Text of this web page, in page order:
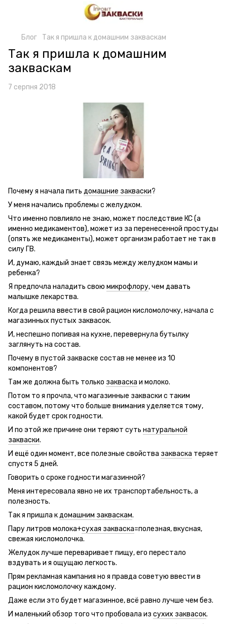
Блог Так я пришла к домашним закваскам
Так я пришла к домашним
закваскам
7 серпня 2018
Почему я начала пить домашние закваски?
У меня начались проблемы с желудком.
Что именно повлияло не знаю, может последствие КС (а
именно медикаментов), может из за перенесенной простуды
(опять же медикаменты), может организм работает не так в
силу ГВ.
И, думаю, каждый знает связь между желудком мамы и
ребенка?
Я предпочла наладить свою микрофлору, чем давать
малышке лекарства.
Когда решила ввести в свой рацион кисломолочку, начала с
магазинных пустых заквасок.
И, неспешно попивая на кухне, перевернула бутылку
заглянуть на состав.
Почему в пустой закваске состав не менее из 10
компонентов?
Там же должна быть только закваска и молоко.
Потом то я прочла, что магазинные закваски с таким
составом, потому что больше внимания уделяется тому,
какой будет срок годности.
И по этой же причине они теряют суть натуральной
закваски.
И ещё один момент, все полезные свойства закваска теряет
спустя 5 дней.
Говорить о сроке годности магазинной?
Меня интересовала явно не их транспортабельность, а
полезность.
Так я пришла кдомашним закваскам.
Пару литров молока+сухая закваска=полезная, вкусная,
свежая кисломолочка.
Желудок лучше переваривает пищу, его перестало
вздувать и я ощущаю легкость.
Прям рекламная кампания но я правда советую ввести в
рацион кисломолочку каждому.
Даже если это будет магазинное, всё равно лучше чем без.
И маленький обзор того что пробовала из сухих заквасок.